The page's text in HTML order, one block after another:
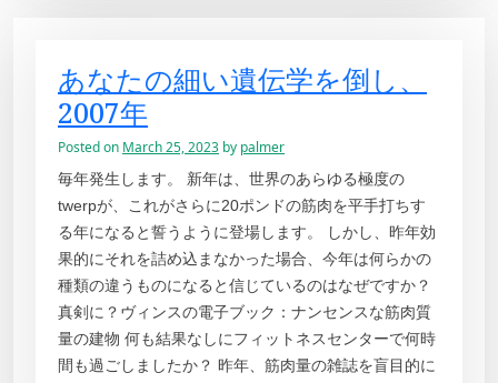
あなたの細い遺伝学を倒し、
2007年
Posted on March 25, 2023 by palmer
毎年発生します。 新年は、世界のあらゆる極度の
twerpが、これがさらに20ポンドの筋肉を平手打ちす
る年になると誓うように登場します。 しかし、昨年効
果的にそれを詰め込まなかった場合、今年は何らかの
種類の違うものになると信じているのはなぜですか？
真剣に？ヴィンスの電子ブック：ナンセンスな筋肉質
量の建物 何も結果なしにフィットネスセンターで何時
間も過ごしましたか？ 昨年、筋肉量の雑誌を盲目的に